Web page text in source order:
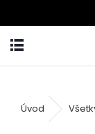
Úvod